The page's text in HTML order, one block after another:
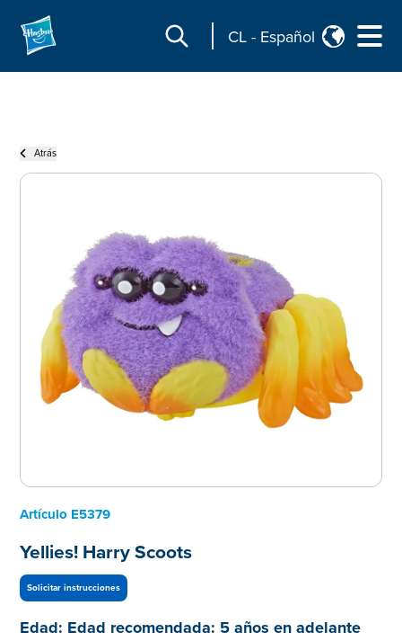
CL - Español
Atrás
Artículo E5379
Yellies! Harry Scoots
Solicitar instrucciones
Edad: Edad recomendada: 5 años en adelante